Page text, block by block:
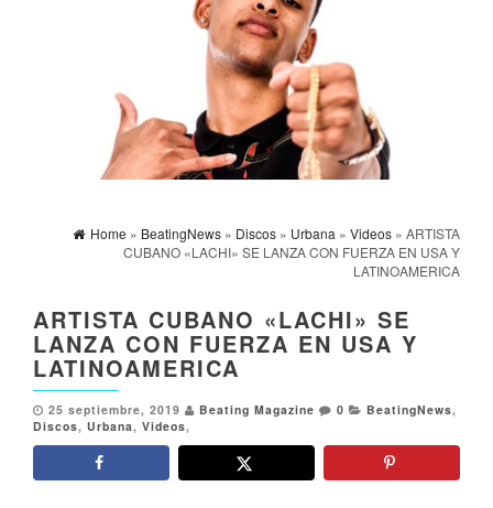
Home » BeatingNews » Discos » Urbana » Videos » ARTISTA
CUBANO «LACHI» SE LANZA CON FUERZA EN USA Y
LATINOAMERICA
ARTISTA CUBANO «LACHI» SE
LANZA CON FUERZA EN USA Y
LATINOAMERICA
25 septiembre, 2019 Beating Magazine 0 BeatingNews,
Discos, Urbana, Videos,